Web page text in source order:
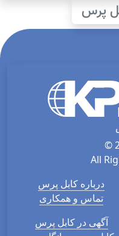
پرس
©
All
درباره کابل پرس
تماس و همکاری
آگهی در کابل پرس